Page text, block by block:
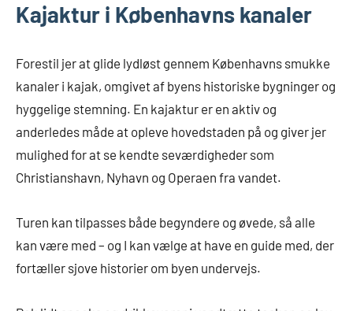
Kajaktur i Københavns kanaler
Forestil jer at glide lydløst gennem Københavns smukke
kanaler i kajak, omgivet af byens historiske bygninger og
hyggelige stemning. En kajaktur er en aktiv og
anderledes måde at opleve hovedstaden på og giver jer
mulighed for at se kendte seværdigheder som
Christianshavn, Nyhavn og Operaen fra vandet.
Turen kan tilpasses både begyndere og øvede, så alle
kan være med – og I kan vælge at have en guide med, der
fortæller sjove historier om byen undervejs.